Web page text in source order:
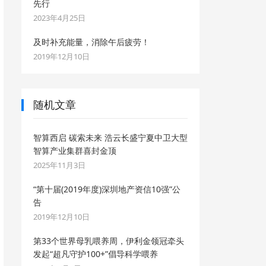
先行
2023年4月25日
及时补充能量，消除午后疲劳！
2019年12月10日
随机文章
智算西启 碳索未来 浩云长盛宁夏中卫大型
智算产业集群喜封金顶
2025年11月3日
“第十届(2019年度)深圳地产资信10强”公
告
2019年12月10日
​第33个世界母乳喂养周，伊利金领冠牵头
发起“超凡守护100+”倡导科学喂养